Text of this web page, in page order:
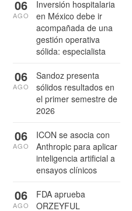
Inversión hospitalaria
en México debe ir
acompañada de una
gestión operativa
sólida: especialista
06
AGO
Sandoz presenta
sólidos resultados en
el primer semestre de
2026
06
AGO
ICON se asocia con
Anthropic para aplicar
inteligencia artificial a
ensayos clínicos
06
AGO
FDA aprueba
ORZEYFUL
06
AGO